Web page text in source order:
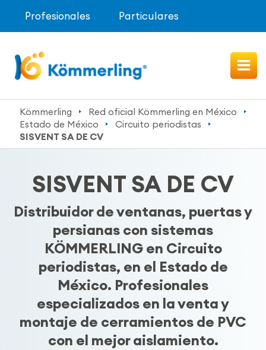
Profesionales Particulares
Kömmerling
Red oficial Kömmerling en México
Estado de México
Circuito periodistas
SISVENT SA DE CV
SISVENT SA DE CV
Distribuidor de ventanas, puertas y
persianas con sistemas
KÖMMERLING en Circuito
periodistas, en el Estado de
México. Profesionales
especializados en la venta y
montaje de cerramientos de PVC
con el mejor aislamiento.